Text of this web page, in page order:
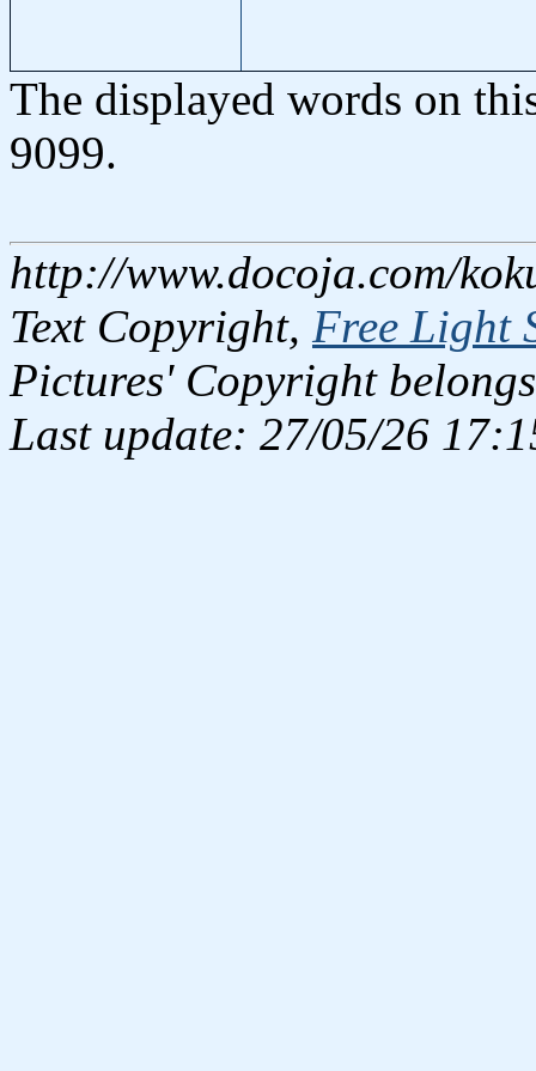
The displayed words on
9099.
http://www.docoja.com/
Text Copyright, Free Light
Pictures' Copyright
Last update: 27/05/26